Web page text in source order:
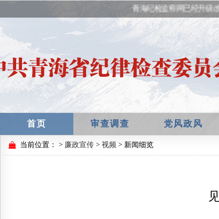
青海纪检监察网已经升级
首页 审查调查 党风政风
当前位置： > 廉政宣传 > 视频 > 新闻细览